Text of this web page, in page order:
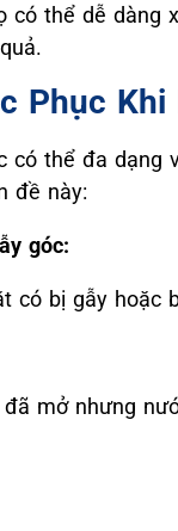
thể dễ
Phục
có thể đa
đề này:
góc:
bị gẫy
mở nhưng